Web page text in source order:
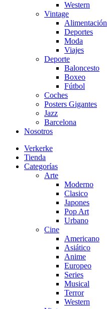
Western
Vintage
Alimentación
Deportes
Moda
Viajes
Deporte
Baloncesto
Boxeo
Fútbol
Coches
Posters Gigantes
Jazz
Barcelona
Nosotros
Verkerke
Tienda
Categorías
Arte
Moderno
Clasico
Japones
Pop Art
Urbano
Cine
Americano
Asiático
Anime
Europeo
Series
Musical
Terror
Western